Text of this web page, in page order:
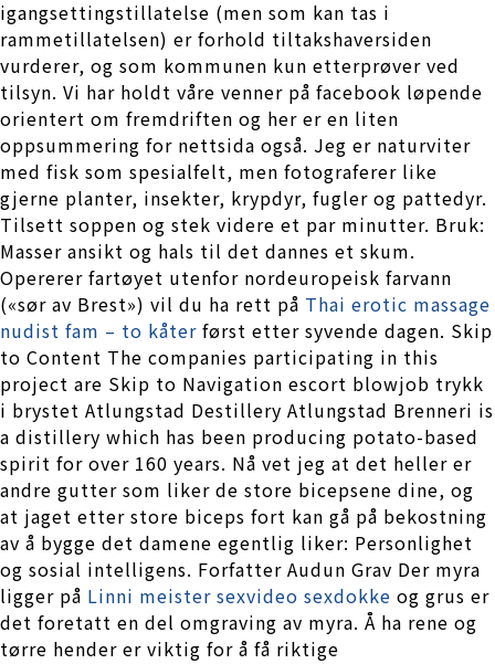
igangsettingstillatelse (men som kan tas i
rammetillatelsen) er forhold tiltakshaversiden
vurderer, og som kommunen kun etterprøver ved
tilsyn. Vi har holdt våre venner på facebook løpende
orientert om fremdriften og her er en liten
oppsummering for nettsida også. Jeg er naturviter
med fisk som spesialfelt, men fotograferer like
gjerne planter, insekter, krypdyr, fugler og pattedyr.
Tilsett soppen og stek videre et par minutter. Bruk:
Masser ansikt og hals til det dannes et skum.
Opererer fartøyet utenfor nordeuropeisk farvann
(«sør av Brest») vil du ha rett på Thai erotic massage
nudist fam – to kåter først etter syvende dagen. Skip
to Content The companies participating in this
project are Skip to Navigation escort blowjob trykk
i brystet Atlungstad Destillery Atlungstad Brenneri is
a distillery which has been producing potato-based
spirit for over 160 years. Nå vet jeg at det heller er
andre gutter som liker de store bicepsene dine, og
at jaget etter store biceps fort kan gå på bekostning
av å bygge det damene egentlig liker: Personlighet
og sosial intelligens. Forfatter Audun Grav Der myra
ligger på Linni meister sexvideo sexdokke og grus er
det foretatt en del omgraving av myra. Å ha rene og
tørre hender er viktig for å få riktige